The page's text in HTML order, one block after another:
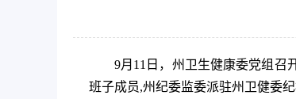
9月11日，州卫生健康委党组召
班子成员,州纪委监委派驻州卫健委